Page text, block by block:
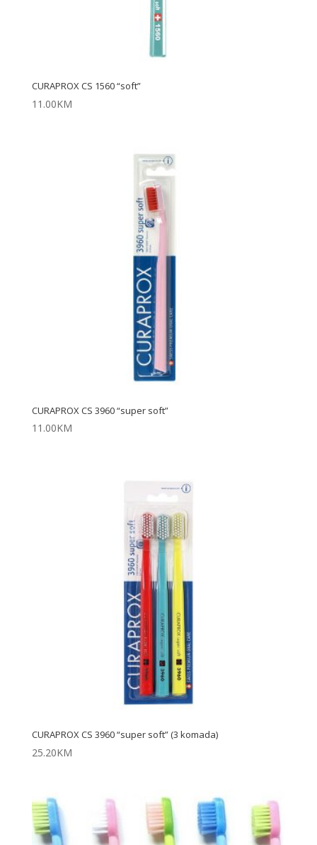
CURAPROX CS 1560 “soft”
11.00KM
CURAPROX CS 3960 “super soft”
11.00KM
CURAPROX CS 3960 “super soft” (3 komada)
25.20KM